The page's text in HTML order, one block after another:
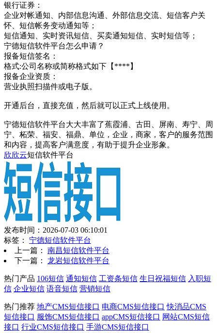
银行证券：
企业对帐通知、内部信息沟通、外部信息交流、短信客户关
怀、短信帐务变动通知等；
短信通知、实时资讯短信、买卖通知短信、实时短信等；
宁德短信软件平台怎么申请？
报备短信签名：
格式:公司名称或简称格式如下【****】
报备企业资质：
营业执照扫描件或电子版。
开通后台，直接充值，然后就可以正式上线使用。
宁德短信软件平台大大丰富了蕉霞浦、古田、屏南、寿宁、周
宁、柘荣、福安、福鼎、单位，企业，商家，客户的服务范围
和内容，提高客户满意度，有助于提升企业形象。
欣欣云短信软件平台
发布时间：2026-07-03 06:10:01
标签： 宁德短信软件平台
上一篇： 南昌短信软件平台
下一篇： 龙岩短信软件平台
热门产品 106短信 通知短信 工资条短信 生日祝福短信 入职短
信 企业短信 语音短信 营销短信
热门推荐 地产CMS短信接口 电商CMS短信接口 快消品CMS
短信接口 服饰CMS短信接口 appCMS短信接口 网站CMS短信
接口 行业CMS短信接口 手游CMS短信接口